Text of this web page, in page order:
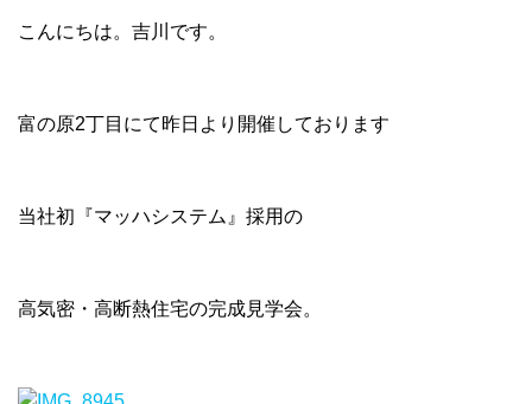
こんにちは。吉川です。
富の原2丁目にて昨日より開催しております
当社初『マッハシステム』採用の
高気密・高断熱住宅の完成見学会。